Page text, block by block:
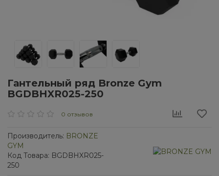
Гантельный ряд Bronze Gym
BGDBHXR025-250
0 отзывов
Производитель: BRONZE
GYM
Код Товара: BGDBHXR025-
250